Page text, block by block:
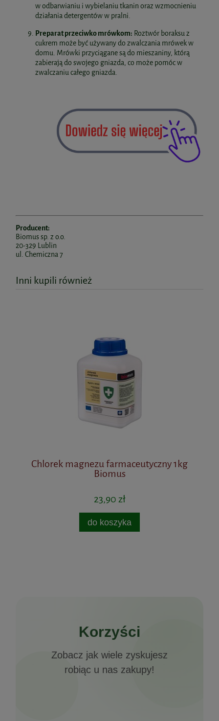
w odbarwianiu i wybielaniu tkanin oraz wzmocnieniu
działania detergentów w pralni.
Preparat przeciwko mrówkom: Roztwór boraksu z
cukrem może być używany do zwalczania mrówek w
domu. Mrówki przyciągane są do mieszaniny, którą
zabierają do swojego gniazda, co może pomóc w
zwalczaniu całego gniazda.
Producent:
Biomus sp. z o.o.
20-329 Lublin
ul. Chemiczna 7
Inni kupili również
Chlorek magnezu farmaceutyczny 1kg
Biomus
23,90 zł
do koszyka
Korzyści
Zobacz jak wiele zyskujesz
robiąc u nas zakupy!